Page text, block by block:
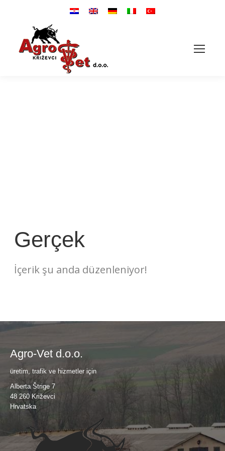
Gerçek
İçerik şu anda düzenleniyor!
Agro-Vet d.o.o.
üretim, trafik ve hizmetler için
Alberta Štrige 7
48 260 Križevci
Hrvatska